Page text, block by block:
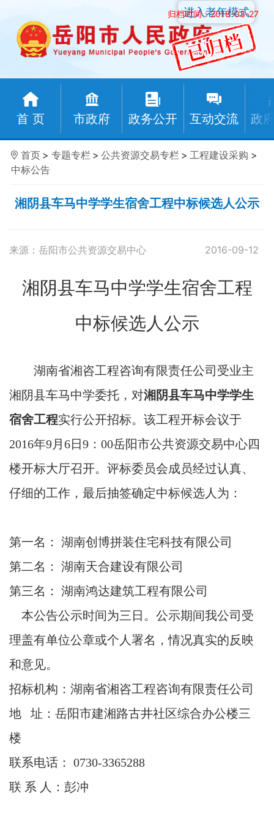
归档时间：2018-03-27
首 页 市政府 政务公开 互动交流 政
进入老年模式
首页 > 专题专栏 > 公共资源交易专栏 > 工程建设采购 >
中标公告
湘阴县车马中学学生宿舍工程中标候选人公示
来源：岳阳市公共资源交易中心 2016-09-12
湘阴县车马中学学生宿舍工程
中标候选人公示
湖南省湘咨工程咨询有限责任公司受业主
湘阴县车马中学委托，对湘阴县车马中学学生
宿舍工程实行公开招标。该工程开标会议于
2016年9月 6日 9 ： 00岳阳市公共资源交易中心四
楼开标大厅召开。评标委员会成员经过认真、
仔细的工作，最后抽签确定中标候选人为：
第一名： 湖南创博拼装住宅科技有限公司
第二名： 湖南天合建设有限公司
第三名： 湖南鸿达建筑工程有限公司
本公告公示时间为三日。公示期间我公司受
理盖有单位公章或个人署名，情况真实的反映
和意见。
招标机构：湖南省湘咨工程咨询有限责任公司
地
址：岳阳市建湘路古井社区综合办公楼三
楼
联系电话：
0730-3365288
联 系 人：彭冲